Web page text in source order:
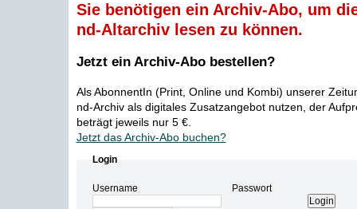
Sie benötigen ein Archiv-Abo, um
nd-Altarchiv lesen zu können.
Jetzt ein Archiv-Abo bestellen?
Als AbonnentIn (Print, Online und Kombi) unserer
nd-Archiv als digitales Zusatzangebot nutzen, der
beträgt jeweils nur 5 €.
Jetzt das Archiv-Abo buchen?
Login
Username Passwort